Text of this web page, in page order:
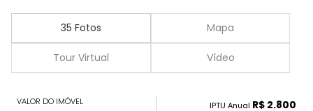
35 Fotos Mapa
Tour Virtual Vídeo
VALOR DO IMÓVEL IPTU Anual R$ 2.800